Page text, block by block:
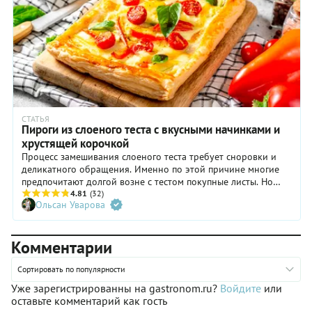
СТАТЬЯ
Пироги из слоеного теста с вкусными начинками и
хрустящей корочкой
Процесс замешивания слоеного теста требует сноровки и
деликатного обращения. Именно по этой причине многие
предпочитают долгой возне с тестом покупные листы. Но
если вы решитесь приготовить домашнее, будете
вознаграждены вкуснейшей выпечкой, превосходящей по
вкусу магазинную в разы. Ниже расскажем, какое оно —
идеальное слоеное тесто, и поделимся рецептами пирогов с
самыми вкусными начинками и хрустящей корочкой.
4.81 (32)
Ольсан Уварова
Комментарии
Сортировать по популярности
Уже зарегистрированны на gastronom.ru? Войдите или
оставьте комментарий как гость